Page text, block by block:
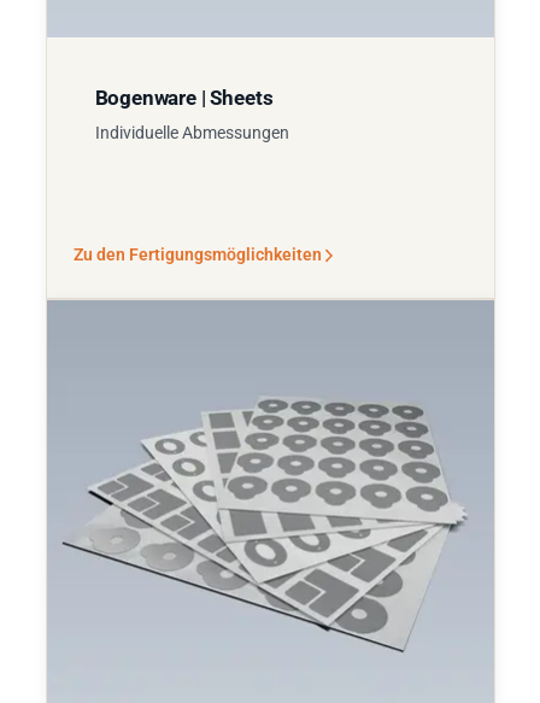
Bogenware | Sheets
Individuelle Abmessungen
Zu den Fertigungsmöglichkeiten